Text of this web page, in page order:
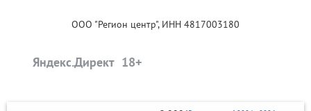
ООО "Регион центр", ИНН 4817003180
Яндекс.Директ